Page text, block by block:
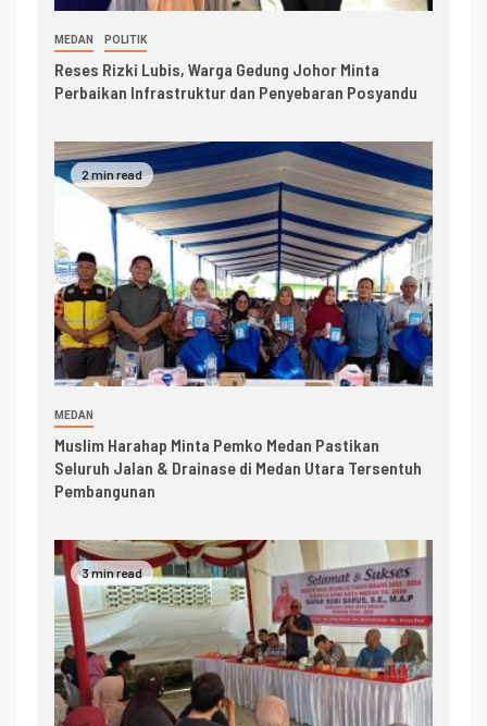
MEDAN POLITIK
Reses Rizki Lubis, Warga Gedung Johor Minta
Perbaikan Infrastruktur dan Penyebaran Posyandu
2 min read
MEDAN
Muslim Harahap Minta Pemko Medan Pastikan
Seluruh Jalan & Drainase di Medan Utara Tersentuh
Pembangunan
3 min read